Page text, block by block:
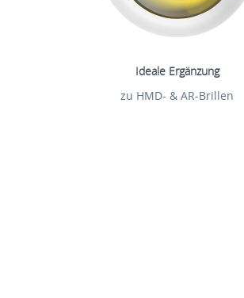
Ideale Ergänzung
zu HMD- & AR-Brillen